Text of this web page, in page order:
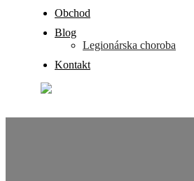
Obchod
Blog
Legionárska choroba
Kontakt